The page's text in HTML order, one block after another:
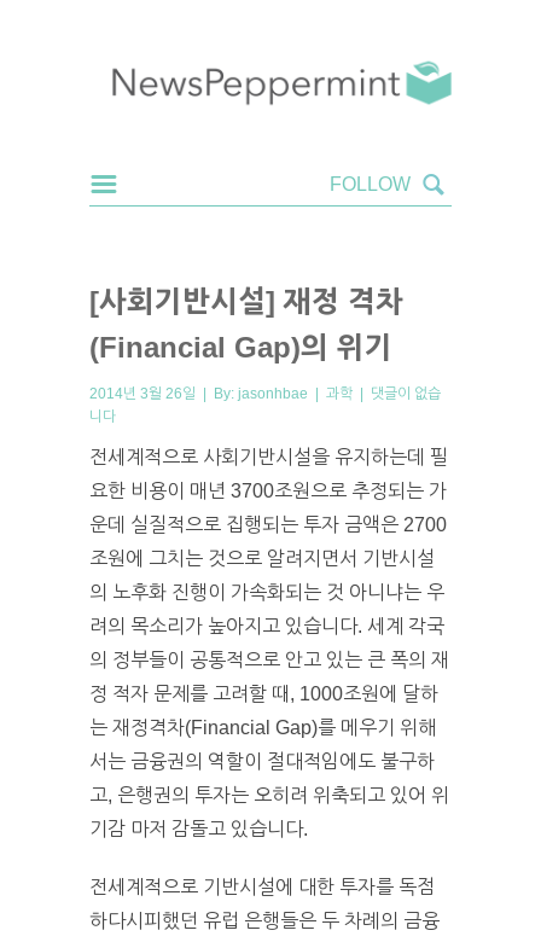
[사회기반시설] 재정 격차
(Financial Gap)의 위기
2014년 3월 26일 | By: jasonhbae | 과학 | 댓글이 없습
니다
전세계적으로 사회기반시설을 유지하는데 필
요한 비용이 매년 3700조원으로 추정되는 가
운데 실질적으로 집행되는 투자 금액은 2700
조원에 그치는 것으로 알려지면서 기반시설
의 노후화 진행이 가속화되는 것 아니냐는 우
려의 목소리가 높아지고 있습니다. 세계 각국
의 정부들이 공통적으로 안고 있는 큰 폭의 재
정 적자 문제를 고려할 때, 1000조원에 달하
는 재정격차(Financial Gap)를 메우기 위해
서는 금융권의 역할이 절대적임에도 불구하
고, 은행권의 투자는 오히려 위축되고 있어 위
기감 마저 감돌고 있습니다.
전세계적으로 기반시설에 대한 투자를 독점
하다시피했던 유럽 은행들은 두 차례의 금융